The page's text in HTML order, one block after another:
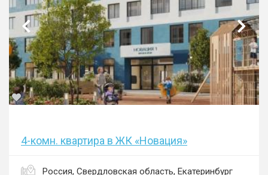
4-комн. квартира в ЖК «Новация»
Россия, Свердловская область, Екатеринбург